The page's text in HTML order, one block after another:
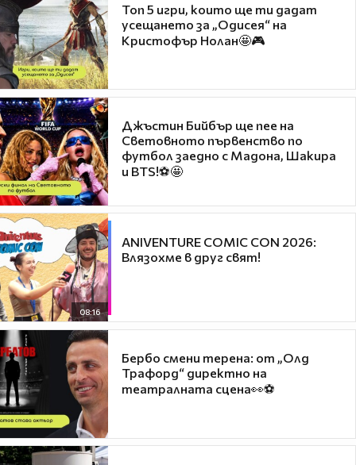
Топ 5 игри, които ще ти дадат
усещането за „Одисея“ на
Кристофър Нолан🤩🎮
Джъстин Бийбър ще пее на
Световното първенство по
футбол заедно с Мадона, Шакира
и BTS!⚽🤩
08:16
ANIVENTURE COMIC CON 2026:
Влязохме в друг свят!
Бербо смени терена: от „Олд
Трафорд“ директно на
театралната сцена👀⚽